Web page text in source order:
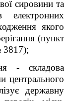
сировини та
якого
(пункт
3817);
- складова
центрального
державну